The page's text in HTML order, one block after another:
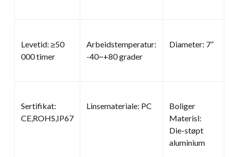
Levetid: ≥50
000 timer
Arbeidstemperatur:
-40~+80 grader
Diameter: 7”
Sertifikat:
CE,ROHS,IP67
Linsemateriale: PC
Boliger
Materisl:
Die-støpt
aluminium